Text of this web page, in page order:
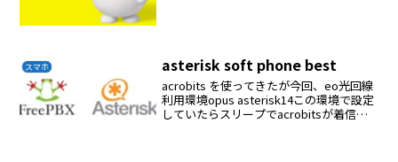
スマホ asterisk soft phone best
acrobits を使ってきたが今回、eo光回線
利用環境opus asterisk14この環境で設定
していたらスリープでacrobitsが着信し